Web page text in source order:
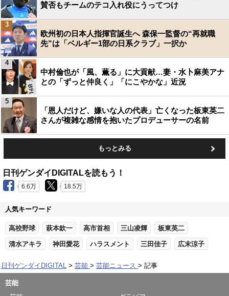
賛否もチームのテコ入れ役にうってつけ
欧州初の日本人指揮官誕生へ 森保一監督の“再就職
先”は「ベルギー1部の日系クラブ」一択か
3
中村倫也が「風、薫る」に大貢献…妻・水卜麻美アナ
との「ずっと仲良く」「にこやかな」近況
4
「恩人だけど、嫌いな人の代表」亡くなった板東英二
さんが複雑な感情を抱いたプロデューサーの名前
5
もっとみる
日刊ゲンダイDIGITALを読もう！
6.6万 18.5万
人気キーワード
高校野球 萩本欽一 高市首相 三山凌輝 板東英二
清水アキラ 神田愛花 ハラスメント 三田佳子 広末涼子
日刊ゲンダイDIGITAL 芸能 芸能ニュース 記事
芸能